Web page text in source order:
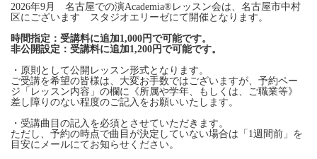
2026年9月 名古屋での演Academia®レッスン会は、名古屋市中村
区にございます スタジオエリーゼにて開催となります。
時間指定：受講料に追加1,000円で可能です。
非公開設定：受講料に追加1,200円で可能です。
・原則として公開レッスン形式となります。
ご受講を希望の皆様は、大変お手数ではございますが、予約ペー
ジ「レッスン内容」の欄に《所属や学年、もしくは、ご職業等》
差し障りのない程度のご記入をお願いいたします。
・受講曲目の記入を必須とさせていただきます。
ただし、予約の時点で曲目が決定していない場合は「1週間前」を
目安にメールにてお知らせください。